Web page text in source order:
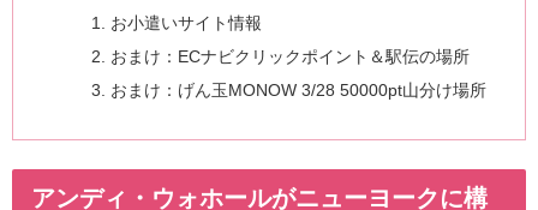
お小遣いサイト情報
おまけ：ECナビクリックポイント＆駅伝の場所
おまけ：げん玉MONOW 3/28 50000pt山分け場所
アンディ・ウォホールがニューヨークに構